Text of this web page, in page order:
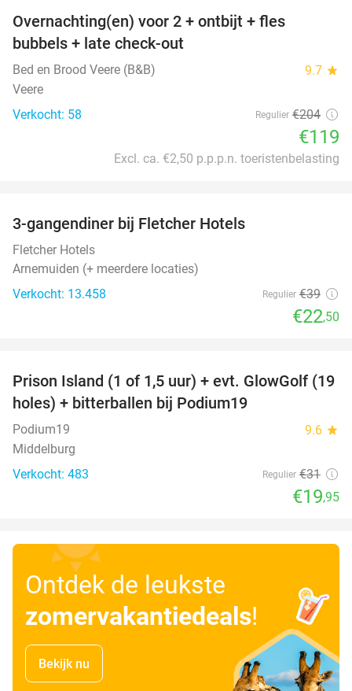
Overnachting(en) voor 2 + ontbijt + fles
bubbels + late check-out
Bed en Brood Veere (B&B) 9.7 star
Veere
Verkocht: 58
Regulier €204
€119
Excl. ca. €2,50 p.p.p.n. toeristenbelasting
3-gangendiner bij Fletcher Hotels
Fletcher Hotels
Arnemuiden (+ meerdere locaties)
Verkocht: 13.458
Regulier €39
€22,50
36%
Prison Island (1 of 1,5 uur) + evt. GlowGolf (19
holes) + bitterballen bij Podium19
Podium19 9.6 star
Middelburg
Verkocht: 483
Regulier €31
€19,95
Ontdek de leukste
zomervakantiedeals!
Bekijk nu